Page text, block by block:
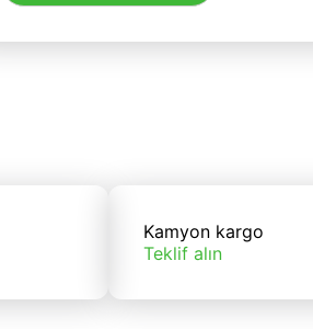
Kamyon kargo
Teklif alın